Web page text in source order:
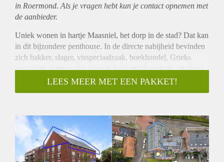
in Roermond. Als je vragen hebt kun je contact opnemen met
de aanbieder.
Uniek wonen in hartje Maasniel, het dorp in de stad? Dat kan
in dit bijzondere penthouse. In de directe nabijheid bevinden
zich bakker, slager, visspeciaalzaak, boekhandel, Grieks
restaurant, supermarkt, kapper, huisarts, dierenarts, apotheek,
Door de trapsgewijze dakconstructie ontstaat er veel
Met circa 125 m² woonoppervlak, is het volledig en compleet
gemeubileerde penthouse gelegen op de 3e verdieping van
het appartementencomplex Bombaris. Het beschikt over een
zeer ruim en fraai dakterras van circa 40 m² en twee privé
LEES MEER MET EEN PAKKET!